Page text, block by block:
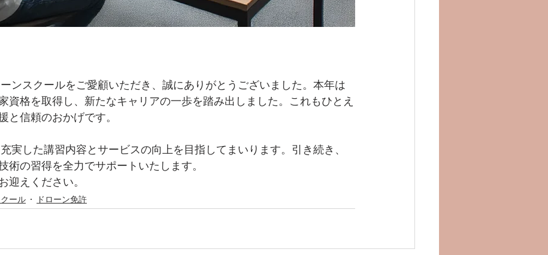
ンスクールをご愛顧いただき、誠にありがとうございました。本年は
資格を取得し、新たなキャリアの一歩を踏み出しました。これもひとえ
と信頼のおかげです。
実した講習内容とサービスの向上を目指してまいります。引き続き、
術の習得を全力でサポートいたします。
迎えください。
ール ドローン免許